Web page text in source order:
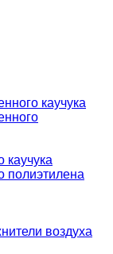
каучука
каучука
полиэтилена
воздуха